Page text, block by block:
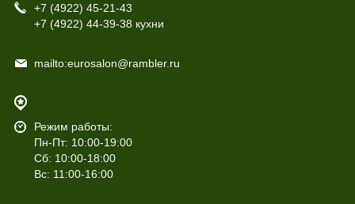
+7 (4922) 45-21-43
+7 (4922) 44-39-38 кухни
mailto:eurosalon@rambler.ru
Режим работы:
Пн-Пт: 10:00-19:00
Сб: 10:00-18:00
Вс: 11:00-16:00